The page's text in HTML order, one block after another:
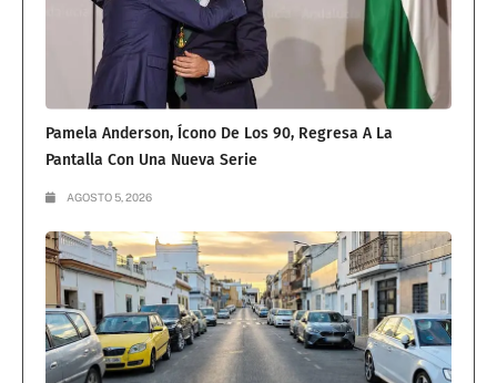
Pamela Anderson, Ícono De Los 90, Regresa A La
Pantalla Con Una Nueva Serie
AGOSTO 5, 2026